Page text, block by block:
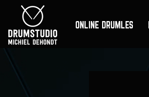
ONLINE DRUMLES